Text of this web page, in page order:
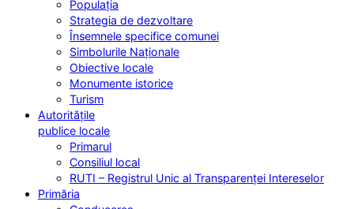
Populația
Strategia de dezvoltare
Însemnele specifice comunei
Simbolurile Naționale
Obiective locale
Monumente istorice
Turism
Autoritățile
publice locale
Primarul
Consiliul local
RUTI – Registrul Unic al Transparenței Intereselor
Primăria